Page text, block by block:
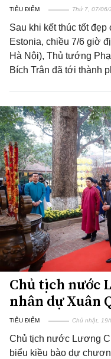
TIÊU ĐIỂM Thứ 7, 07/
Sau khi kết thúc tốt
Estonia, chiều 7/6 giờ
Hà Nội), Thủ tướng
Bích Trân đã tới thành
Chủ tịch nước
nhân dự Xuân
TIÊU ĐIỂM Chủ nhật,
Chủ tịch nước Lương
biểu kiều bào dự